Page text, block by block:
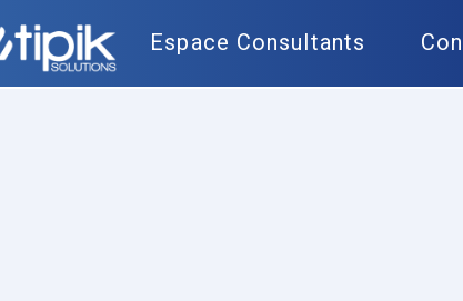
Espace Consultants